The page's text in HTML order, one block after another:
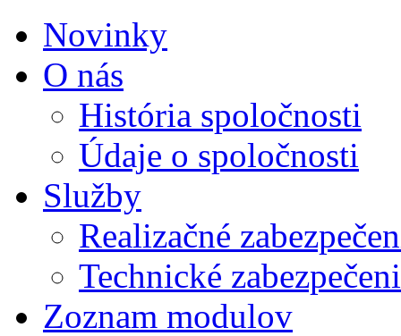
Novinky
O nás
História spoločnosti
Údaje o spoločnosti
Služby
Realizačné
Technické
Zoznam modulov